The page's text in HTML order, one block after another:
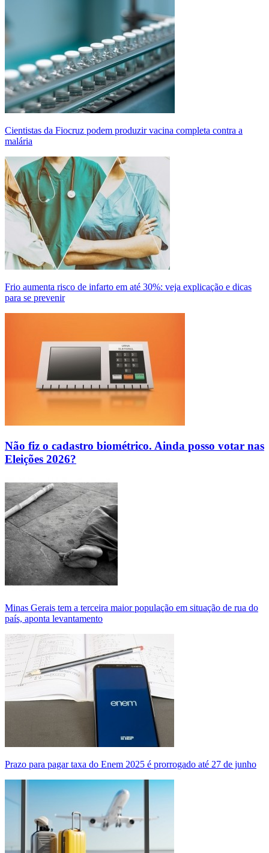
Cientistas da Fiocruz podem produzir vacina completa contra a
malária
Frio aumenta risco de infarto em até 30%: veja explicação e dicas
para se prevenir
Não fiz o cadastro biométrico. Ainda posso votar nas
Eleições 2026?
Minas Gerais tem a terceira maior população em situação de rua do
país, aponta levantamento
Prazo para pagar taxa do Enem 2025 é prorrogado até 27 de junho